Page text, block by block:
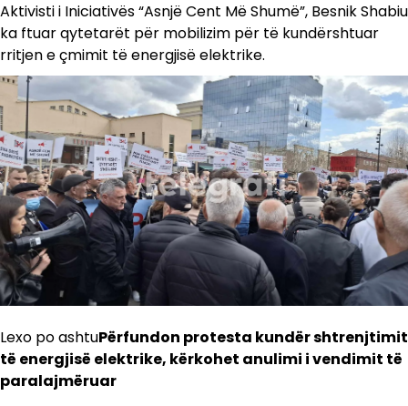
Aktivisti i Iniciativës “Asnjë Cent Më Shumë”, Besnik Shabiu
ka ftuar qytetarët për mobilizim për të kundërshtuar
rritjen e çmimit të energjisë elektrike.
Lexo po ashtuPërfundon protesta kundër shtrenjtimit
të energjisë elektrike, kërkohet anulimi i vendimit të
paralajmëruar